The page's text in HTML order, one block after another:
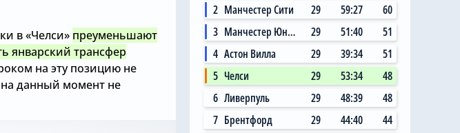
в «Челси» преуменьшают
январский трансфер
на эту позицию не
на данный момент не
2 Манчестер Сити 29 59:27
60
3
Манчестер Юнайтед 29 51:40
51
4 Астон Вилла 29 39:34
51
5 Челси 29 53:34
48
6 Ливерпуль 29 48:39
48
7 Брентфорд 29 44:40
44